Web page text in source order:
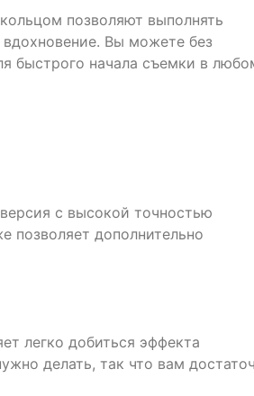
позволяют выполнять
Вы можете без
быстрого начала съемки в
с высокой точностью
позволяет дополнительно
легко добиться эффекта
делать, так что вам